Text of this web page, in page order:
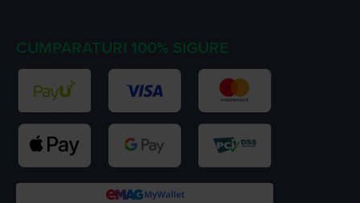
CUMPARATURI 100% SIGURE